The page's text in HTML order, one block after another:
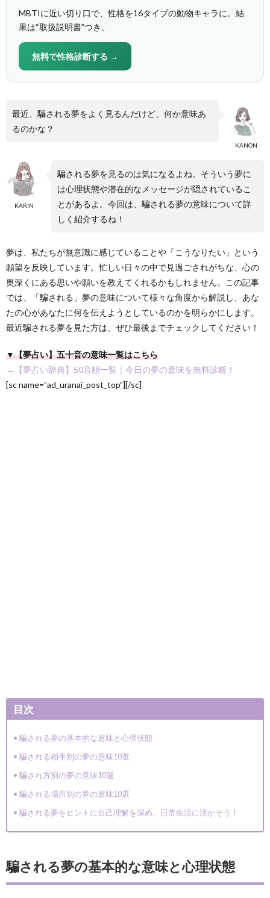
MBTIに近い切り口で、性格を16タイプの動物キャラに。結
果は“取扱説明書”つき。
無料で性格診断する →
KANON
最近、騙される夢をよく見るんだけど、何か意味あ
るのかな？
KARIN
騙される夢を見るのは気になるよね。そういう夢に
は心理状態や潜在的なメッセージが隠されているこ
とがあるよ。今回は、騙される夢の意味について詳
しく紹介するね！
夢は、私たちが無意識に感じていることや「こうなりたい」という
願望を反映しています。忙しい日々の中で見過ごされがちな、心の
奥深くにある思いや願いを教えてくれるかもしれません。この記事
では、「騙される」夢の意味について様々な角度から解説し、あな
たの心があなたに何を伝えようとしているのかを明らかにします。
最近騙される夢を見た方は、ぜひ最後までチェックしてください！
▼【夢占い】五十音の意味一覧はこちら
→【夢占い辞典】50音順一覧｜今日の夢の意味を無料診断！
[sc name=”ad_uranai_post_top”][/sc]
目次
騙される夢の基本的な意味と心理状態
騙される相手別の夢の意味10選
騙され方別の夢の意味10選
騙される場所別の夢の意味10選
騙される夢をヒントに自己理解を深め、日常生活に活かそう！
騙される夢の基本的な意味と心理状態